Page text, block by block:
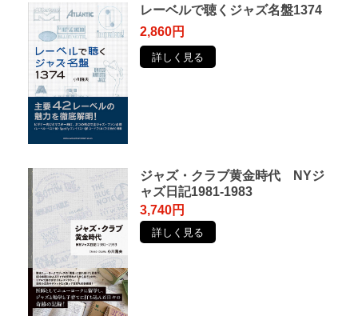
レーベルで聴くジャズ名盤1374
2,860円
詳しく見る
ジャズ・クラブ黄金時代 NYジ
ャズ日記1981-1983
3,740円
詳しく見る